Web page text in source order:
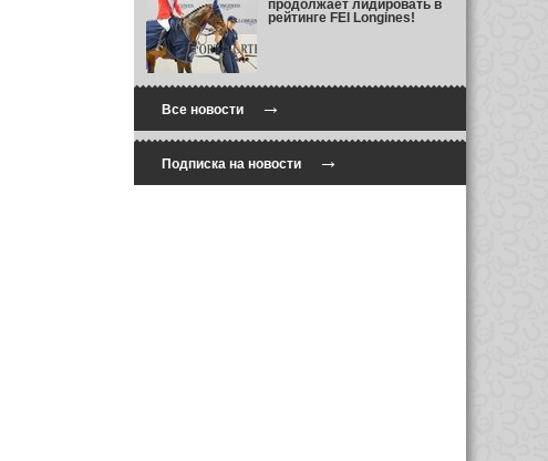
продолжает лидировать в
рейтинге FEI Longines!
Все новости→
Подписка на новости→